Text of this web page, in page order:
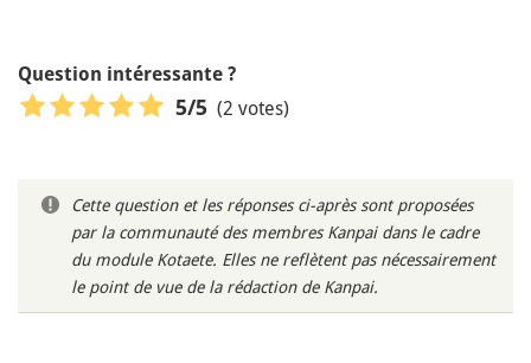
Question intéressante ?
5/5 (2 votes)
Cette question et les réponses ci-après sont proposées
par la communauté des membres Kanpai dans le cadre
du module Kotaete. Elles ne reflètent pas nécessairement
le point de vue de la rédaction de Kanpai.